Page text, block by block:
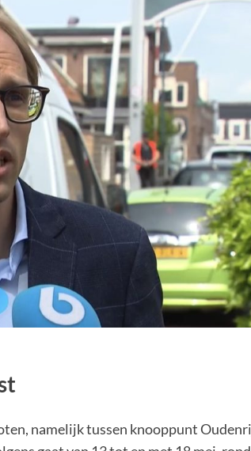
namelijk tussen knooppunt